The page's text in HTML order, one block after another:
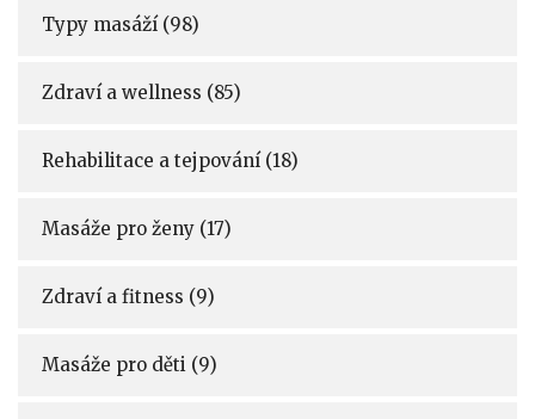
Typy masáží (98)
Zdraví a wellness (85)
Rehabilitace a tejpování (18)
Masáže pro ženy (17)
Zdraví a fitness (9)
Masáže pro děti (9)